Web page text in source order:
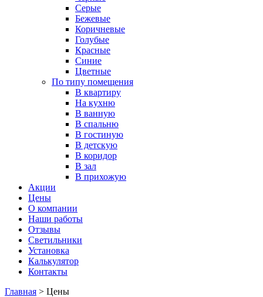
Серые
Бежевые
Коричневые
Голубые
Красные
Синие
Цветные
По типу помещения
В квартиру
На кухню
В ванную
В спальню
В гостиную
В детскую
В коридор
В зал
В прихожую
Акции
Цены
О компании
Наши работы
Отзывы
Светильники
Установка
Калькулятор
Контакты
Главная > Цены